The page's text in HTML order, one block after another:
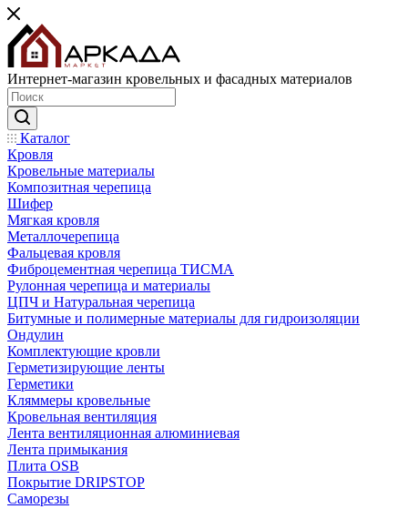
Интернет-магазин кровельных и фасадных материалов
Каталог
Кровля
Кровельные материалы
Композитная черепица
Шифер
Мягкая кровля
Металлочерепица
Фальцевая кровля
Фиброцементная черепица ТИСМА
Рулонная черепица и материалы
ЦПЧ и Натуральная черепица
Битумные и полимерные материалы для гидроизоляции
Ондулин
Комплектующие кровли
Герметизирующие ленты
Герметики
Кляммеры кровельные
Кровельная вентиляция
Лента вентиляционная алюминиевая
Лента примыкания
Плита OSB
Покрытие DRIPSTOP
Саморезы